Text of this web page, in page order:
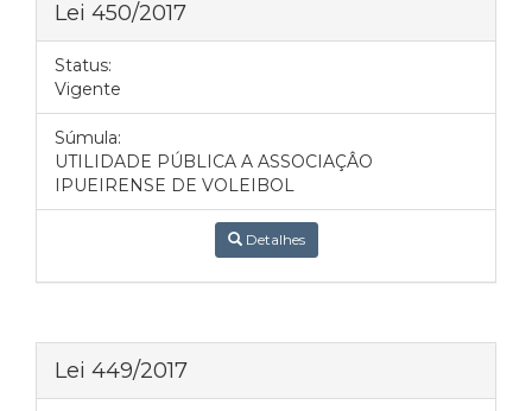
Lei 450/2017
Status:
Vigente
Súmula:
UTILIDADE PÚBLICA A ASSOCIAÇÂO
IPUEIRENSE DE VOLEIBOL
Detalhes
Lei 449/2017